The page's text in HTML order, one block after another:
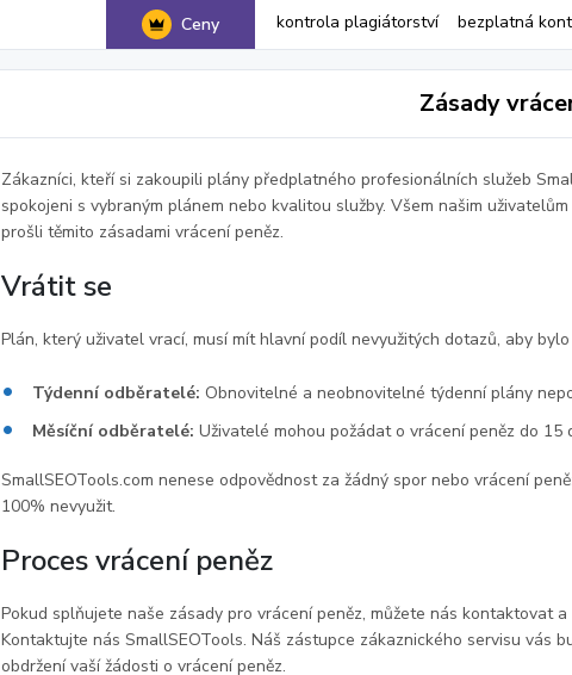
Ceny kontrola plagiátorství bezplatná
Zásady
Zákazníci, kteří si zakoupili plány předplatného profesionálních služeb
spokojeni s vybraným plánem nebo kvalitou služby. Všem našim
prošli těmito zásadami vrácení peněz.
Vrátit se
Plán, který uživatel vrací, musí mít hlavní podíl nevyužitých dotazů, aby
Týdenní odběratelé: Obnovitelné a neobnovitelné týdenní plány
Měsíční odběratelé: Uživatelé mohou požádat o vrácení peněz do 15
SmallSEOTools.com nenese odpovědnost za žádný spor nebo vrácení
100% nevyužit.
Proces vrácení peněz
Pokud splňujete naše zásady pro vrácení peněz, můžete nás kontaktovat
Kontaktujte nás SmallSEOTools. Náš zástupce zákaznického servisu vás
obdržení vaší žádosti o vrácení peněz.